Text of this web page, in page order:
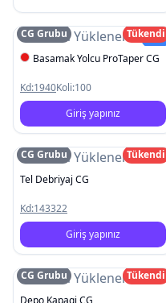
Resim YüklenemediYeni
CG Grubu
Tükendi
Basamak Yolcu ProTaper CG
Kd:1940Koli:100
Giriş yapınız
Resim Yüklenemedi
CG Grubu
Tükendi
Tel Debriyaj CG
Kd:143322
Giriş yapınız
Resim Yüklenemedi
CG Grubu
Tükendi
Depo Kapagi CG